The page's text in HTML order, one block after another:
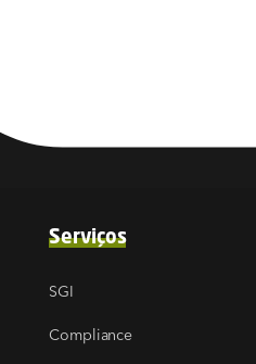
Serviços
SGI
Compliance